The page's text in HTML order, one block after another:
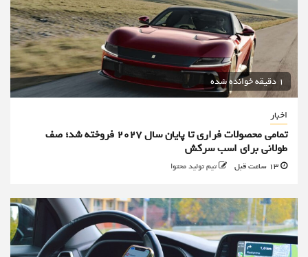
1 دقیقه خوانده شده
اخبار
تمامی محصولات فراری تا پایان سال ۲۰۲۷ فروخته شد؛ صف
طولانی برای اسب سرکش
تیم تولید محتوا